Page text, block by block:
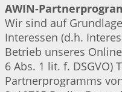
AWIN-
Wir sind auf
Interessen (d.h.
Betrieb unseres
6 Abs. 1 lit. f. DSGVO)
Partnerprogramms